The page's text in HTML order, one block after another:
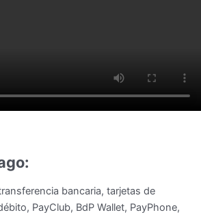
bancaria, tarjetas de
PayClub, BdP Wallet, PayPhone,